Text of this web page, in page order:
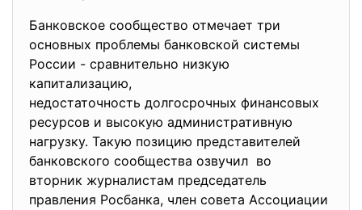
Банковское сообщество отмечает три
основных проблемы банковской системы
России - сравнительно низкую
капитализацию,
недостаточность долгосрочных финансовых
ресурсов и высокую административную
нагрузку. Такую позицию представителей
банковского сообщества озвучил во
вторник журналистам председатель
правления Росбанка, член совета Ассоциации